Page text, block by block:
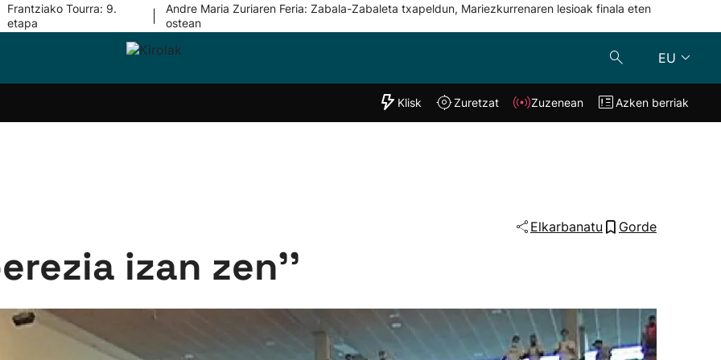
Frantziako Tourra: 9.
etapa
Andre Maria Zuriaren Feria: Zabala-Zabaleta txapeldun, Mariezkurrenaren lesioak finala eten
ostean
EU
Taldeak
"Helmuga"
Klisk Zuzenean
Klisk Zuretzat Zuzenean Azken berriak
Elkarbanatu Gorde
izan zen''